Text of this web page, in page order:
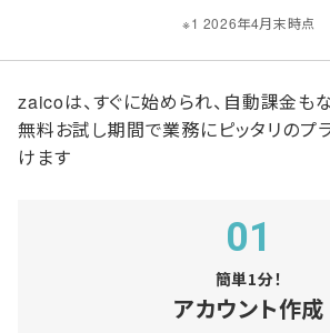
※1 2026年4月末時点
zaicoは、すぐに始められ、自動課金もな
無料お試し期間で業務にピッタリのプ
けます
01
簡単1分！
アカウント作成